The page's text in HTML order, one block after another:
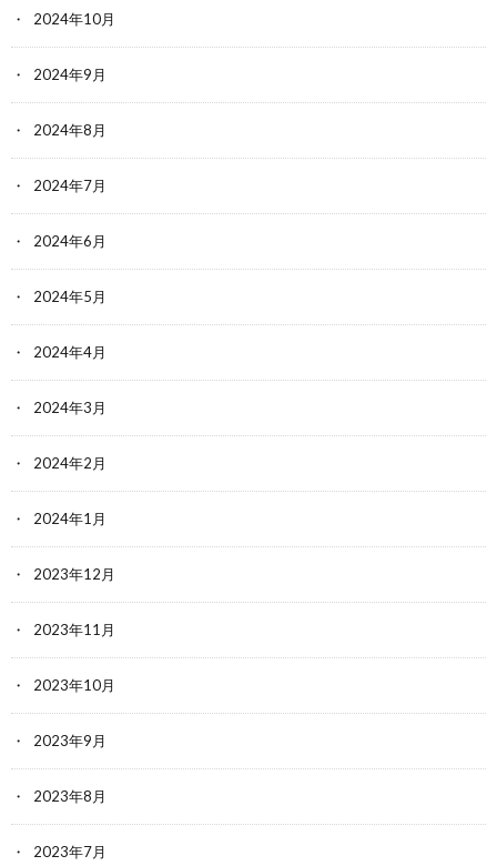
2024年10月
2024年9月
2024年8月
2024年7月
2024年6月
2024年5月
2024年4月
2024年3月
2024年2月
2024年1月
2023年12月
2023年11月
2023年10月
2023年9月
2023年8月
2023年7月